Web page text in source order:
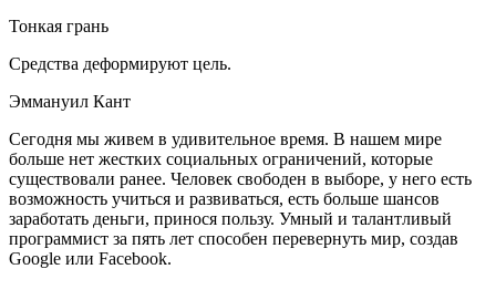
Тонкая грань
Средства деформируют цель.
Эммануил Кант
Сегодня мы живем в удивительное время. В нашем мире
больше нет жестких социальных ограничений, которые
существовали ранее. Человек свободен в выборе, у него есть
возможность учиться и развиваться, есть больше шансов
заработать деньги, принося пользу. Умный и талантливый
программист за пять лет способен перевернуть мир, создав
Google или Facebook.